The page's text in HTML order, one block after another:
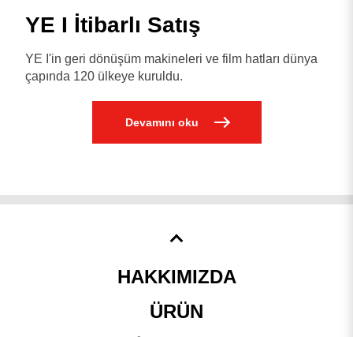
YE I İtibarlı Satış
YE I'in geri dönüşüm makineleri ve film hatları dünya
çapında 120 ülkeye kuruldu.
Devamını oku
HAKKIMIZDA
ÜRÜN